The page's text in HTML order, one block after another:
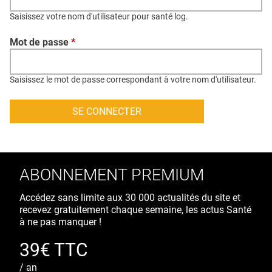
CONTACT
CRÉDITS
Saisissez votre nom d'utilisateur pour santé log.
Mot de passe *
Saisissez le mot de passe correspondant à votre nom d'utilisateur.
ABONNEMENT PREMIUM
Accédez sans limite aux 30 000 actualités du site et
recevez gratuitement chaque semaine, les actus Santé
à ne pas manquer !
39€ TTC
/ an